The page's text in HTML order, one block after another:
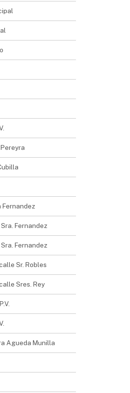
Fernandez
Fernandez
Fernandez
Sr. Robles
Sres. Rey
Agueda Munilla